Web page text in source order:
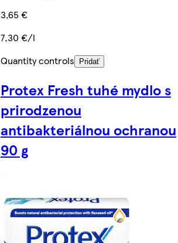
3,65 €
7,30 €/l
Quantity controls
Pridať
Protex Fresh tuhé mydlo s
prirodzenou
antibakteriálnou ochranou
90 g